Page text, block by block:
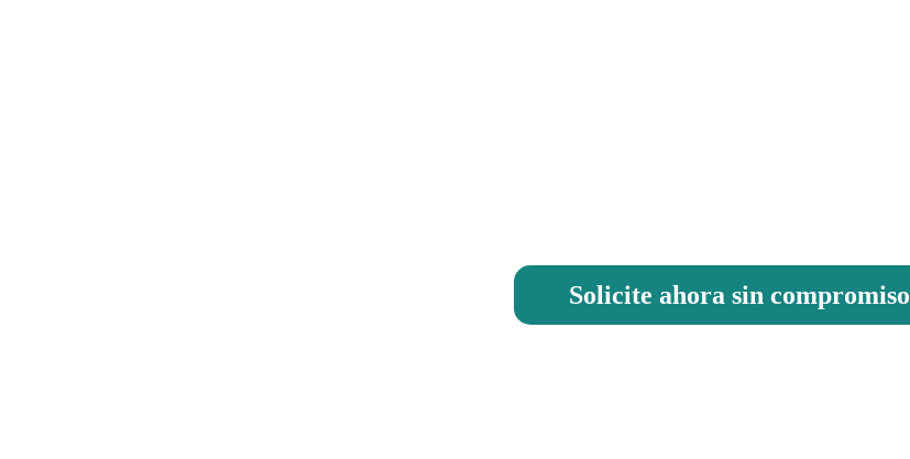
Solicite ahora sin compromiso